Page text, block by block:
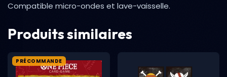
Compatible micro-ondes et lave-vaisselle.
Produits similaires
PRÉCOMMANDE